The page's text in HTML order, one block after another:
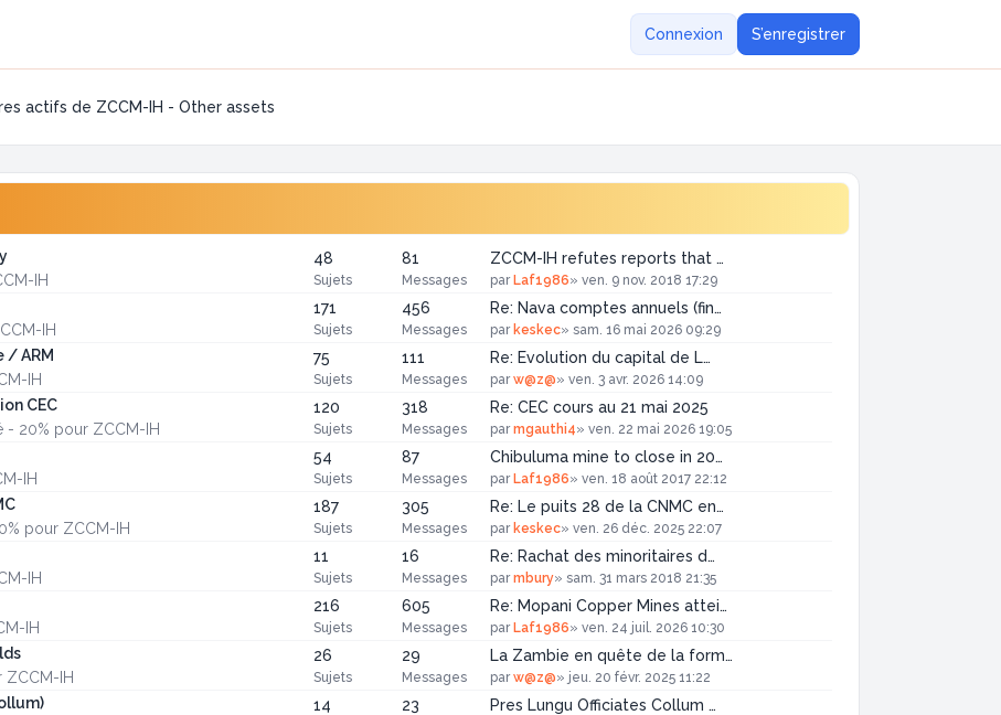
Connexion S’enregistrer
actifs de ZCCM-IH - Other assets
IH
48
Sujets
81
Messages
ZCCM-IH refutes reports that …
par Laf1986» ven. 9 nov. 2018 17:29
IH
171
Sujets
456
Messages
Re: Nava comptes annuels (fin…
par keskec» sam. 16 mai 2026 09:29
/ ARM
IH
75
Sujets
111
Messages
Re: Evolution du capital de L…
parw@z@» ven. 3 avr. 2026 14:09
CEC
20% pour ZCCM-IH
120
Sujets
318
Messages
Re: CEC cours au 21 mai 2025
parmgauthi4» ven. 22 mai 2026 19:05
IH
54
Sujets
87
Messages
Chibuluma mine to close in 20…
par Laf1986» ven. 18 août 2017 22:12
pour ZCCM-IH
187
Sujets
305
Messages
Re: Le puits 28 de la CNMC en…
par keskec» ven. 26 déc. 2025 22:07
IH
11
Sujets
16
Messages
Re: Rachat des minoritaires d…
parmbury» sam. 31 mars 2018 21:35
IH
216
Sujets
605
Messages
Re: Mopani Copper Mines attei…
par Laf1986» ven. 24 juil. 2026 10:30
IH
26
Sujets
29
Messages
La Zambie en quête de la form…
parw@z@» jeu. 20 févr. 2025 11:22
14 23 Pres Lungu Officiates Collum …